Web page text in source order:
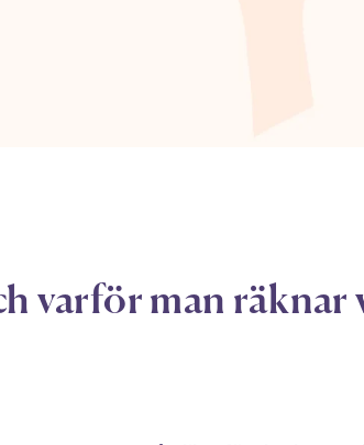
varför man räknar